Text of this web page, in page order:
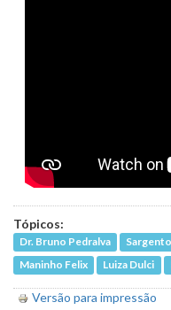
Tópicos:
Dr. Bruno Pedralva
Maninho Felix
Luiza Dulci
Versão para impressão